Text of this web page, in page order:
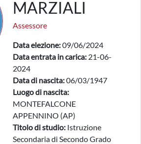
MARZIALI
Assessore
Data elezione:09/06/2024
Data entrata in carica: 21-06-
2024
Data di nascita:06/03/1947
Luogo di nascita:
MONTEFALCONE
APPENNINO (AP)
Titolo di studio: Istruzione
Secondaria di Secondo Grado